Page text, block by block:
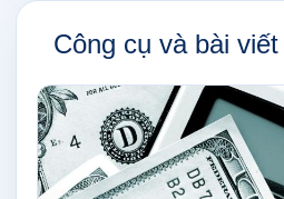
Công cụ và bài